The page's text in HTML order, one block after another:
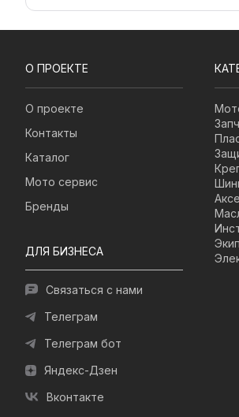
О ПРОЕКТЕ
О проекте
Контакты
Каталог
Мото сервис
Бренды
ДЛЯ БИЗНЕСА
Связаться с нами
Телеграм
Телеграм бот
Яндекс-Дзен
Вконтакте